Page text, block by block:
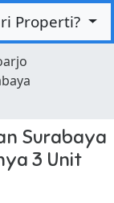
Properti?
Surabaya
3 Unit